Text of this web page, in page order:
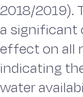
2018/2019).
a significant
effect on all
indicating
water